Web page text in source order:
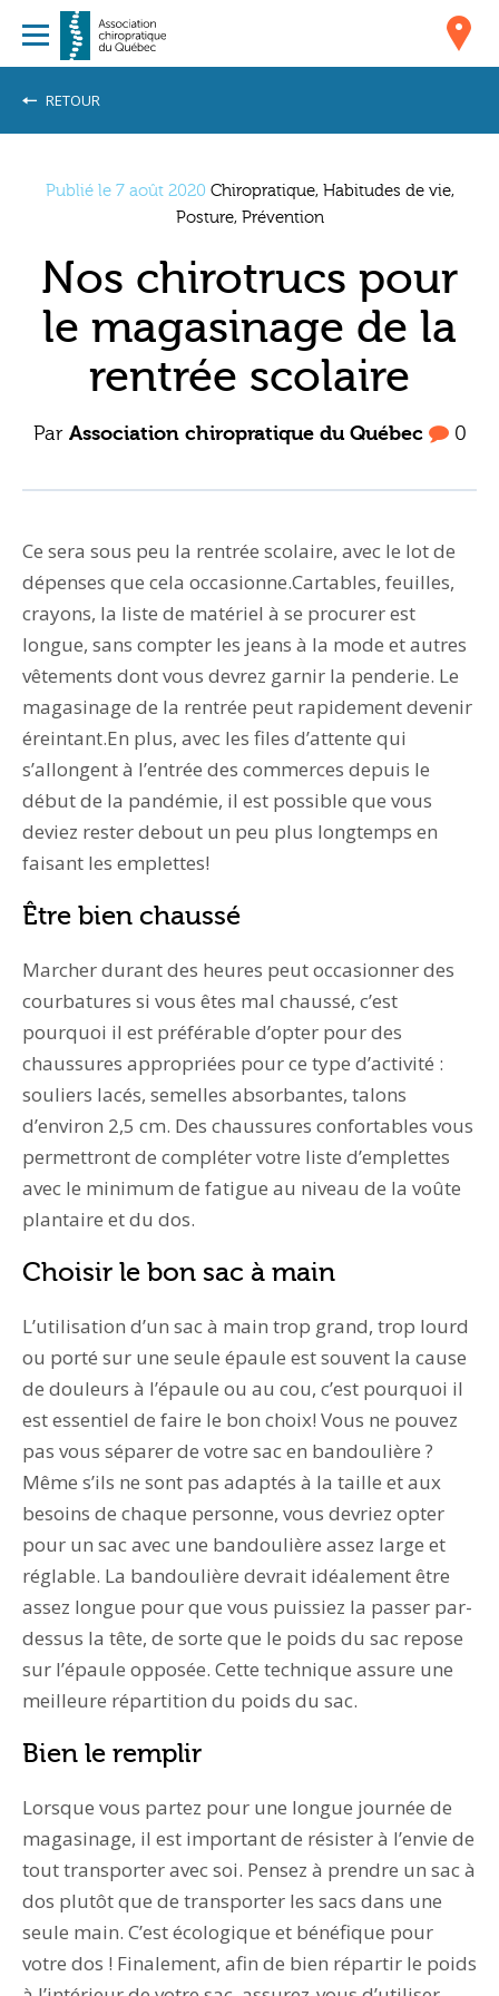
RETOUR
Publié le 7 août 2020 Chiropratique, Habitudes de vie,
Posture, Prévention
Nos chirotrucs pour
le magasinage de la
rentrée scolaire
Par Association chiropratique du Québec 0
Ce sera sous peu la rentrée scolaire, avec le lot de
dépenses que cela occasionne.Cartables, feuilles,
crayons, la liste de matériel à se procurer est
longue, sans compter les jeans à la mode et autres
vêtements dont vous devrez garnir la penderie. Le
magasinage de la rentrée peut rapidement devenir
éreintant.En plus, avec les files d’attente qui
s’allongent à l’entrée des commerces depuis le
début de la pandémie, il est possible que vous
deviez rester debout un peu plus longtemps en
faisant les emplettes!
Être bien chaussé
Marcher durant des heures peut occasionner des
courbatures si vous êtes mal chaussé, c’est
pourquoi il est préférable d’opter pour des
chaussures appropriées pour ce type d’activité :
souliers lacés, semelles absorbantes, talons
d’environ 2,5 cm. Des chaussures confortables vous
permettront de compléter votre liste d’emplettes
avec le minimum de fatigue au niveau de la voûte
plantaire et du dos.
Choisir le bon sac à main
L’utilisation d’un sac à main trop grand, trop lourd
ou porté sur une seule épaule est souvent la cause
de douleurs à l’épaule ou au cou, c’est pourquoi il
est essentiel de faire le bon choix! Vous ne pouvez
pas vous séparer de votre sac en bandoulière ?
Même s’ils ne sont pas adaptés à la taille et aux
besoins de chaque personne, vous devriez opter
pour un sac avec une bandoulière assez large et
réglable. La bandoulière devrait idéalement être
assez longue pour que vous puissiez la passer par-
dessus la tête, de sorte que le poids du sac repose
sur l’épaule opposée. Cette technique assure une
meilleure répartition du poids du sac.
Bien le remplir
Lorsque vous partez pour une longue journée de
magasinage, il est important de résister à l’envie de
tout transporter avec soi. Pensez à prendre un sac à
dos plutôt que de transporter les sacs dans une
seule main. C’est écologique et bénéfique pour
votre dos ! Finalement, afin de bien répartir le poids